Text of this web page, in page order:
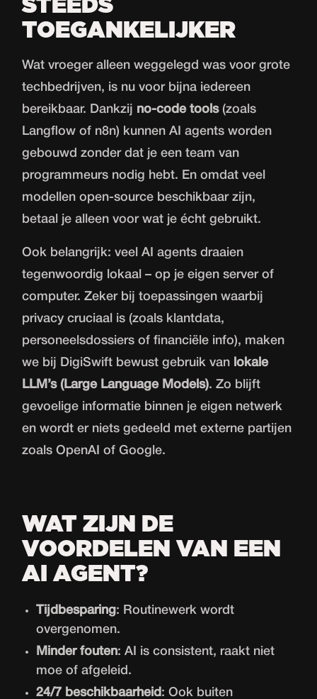
STEEDS
TOEGANKELIJKER
Wat vroeger alleen weggelegd was voor grote
techbedrijven, is nu voor bijna iedereen
bereikbaar. Dankzij no-code tools(zoals
Langflow of n8n) kunnen AI agents worden
gebouwd zonder dat je een team van
programmeurs nodig hebt. En omdat veel
modellen open-source beschikbaar zijn,
betaal je alleen voor wat je écht gebruikt.
Ook belangrijk: veel AI agents draaien
tegenwoordig lokaal – op je eigen server of
computer. Zeker bij toepassingen waarbij
privacy cruciaal is (zoals klantdata,
personeelsdossiers of financiële info), maken
we bij DigiSwift bewust gebruik van lokale
LLM’s (Large Language Models). Zo blijft
gevoelige informatie binnen je eigen netwerk
en wordt er niets gedeeld met externe partijen
zoals OpenAI of Google.
WAT ZIJN DE
VOORDELEN VAN EEN
AI AGENT?
Tijdbesparing: Routinewerk wordt
overgenomen.
Minder fouten: AI is consistent, raakt niet
moe of afgeleid.
24/7 beschikbaarheid : Ook buiten